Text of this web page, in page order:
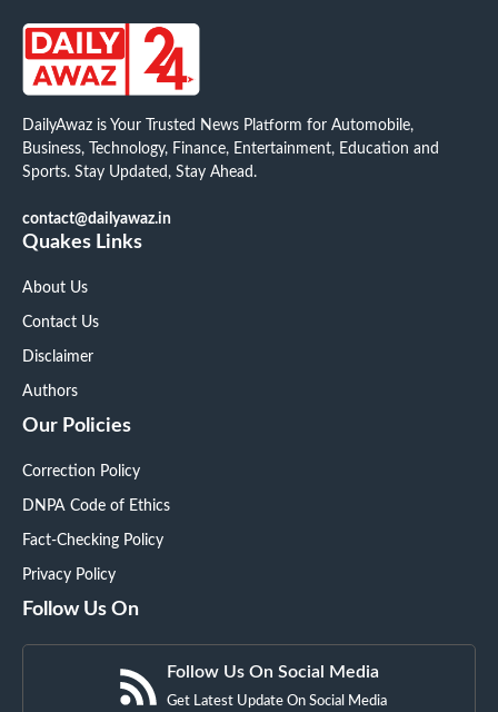
DailyAwaz is Your Trusted News Platform for Automobile,
Business, Technology, Finance, Entertainment, Education and
Sports. Stay Updated, Stay Ahead.
contact@dailyawaz.in
Quakes Links
About Us
Contact Us
Disclaimer
Authors
Our Policies
Correction Policy
DNPA Code of Ethics
Fact-Checking Policy
Privacy Policy
Follow Us On
Follow Us On Social Media
Get Latest Update On Social Media